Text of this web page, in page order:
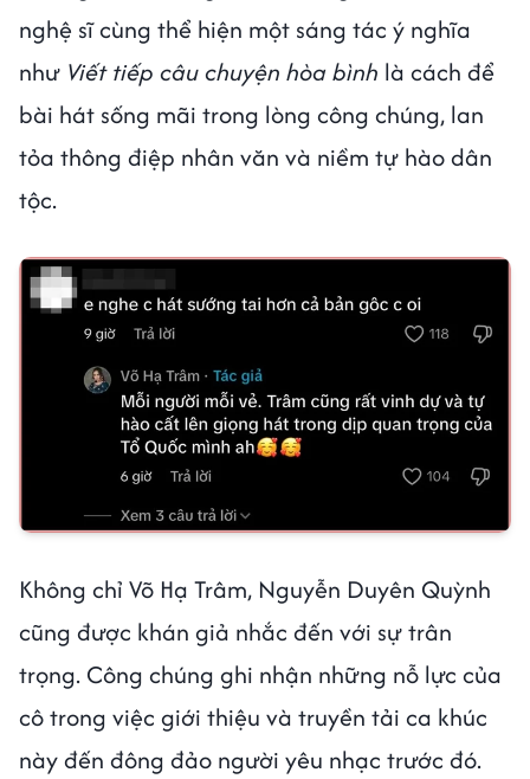
nghệ sĩ cùng thể hiện một sáng tác ý nghĩa
như Viết tiếp câu chuyện hòa bình là cách để
bài hát sống mãi trong lòng công chúng, lan
tỏa thông điệp nhân văn và niềm tự hào dân
tộc.
Không chỉ Võ Hạ Trâm, Nguyễn Duyên Quỳnh
cũng được khán giả nhắc đến với sự trân
trọng. Công chúng ghi nhận những nỗ lực của
cô trong việc giới thiệu và truyền tải ca khúc
này đến đông đảo người yêu nhạc trước đó.